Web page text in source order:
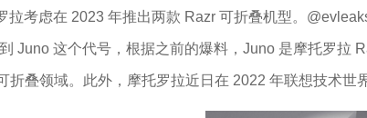
拉考虑在 2023 年推出两款 Razr 可折叠机型。
Juno 这个代号，根据之前的爆料，Juno 是摩托罗
叠领域。此外，摩托罗拉近日在 2022 年联想技术世